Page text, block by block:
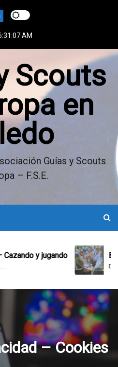
AM
Scouts
en
Guías y Scouts
– F.S.E.
Bitácora del
Domingo en el
– Cookies
i